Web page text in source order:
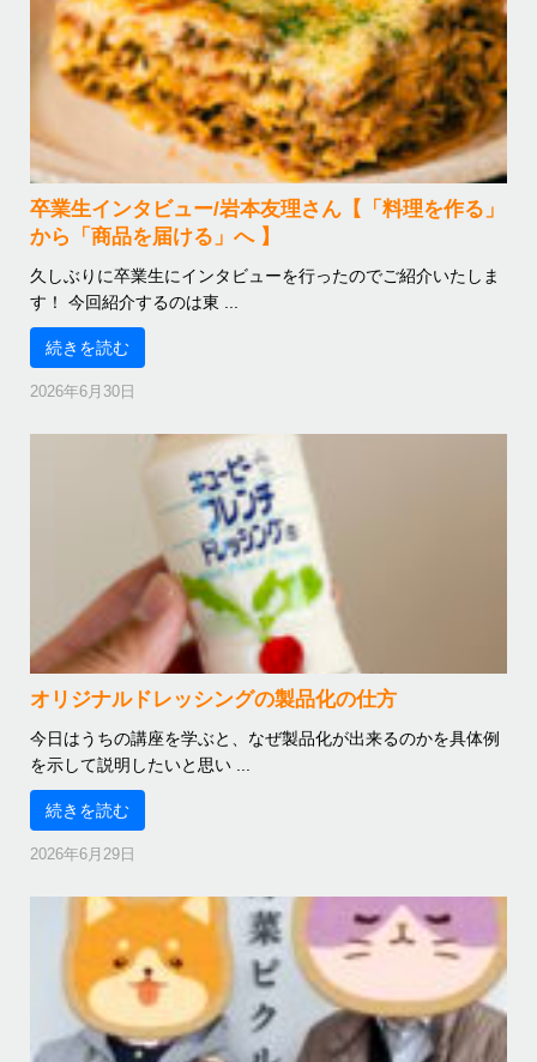
卒業生インタビュー/岩本友理さん【「料理を作る」
から「商品を届ける」へ 】
久しぶりに卒業生にインタビューを行ったのでご紹介いたしま
す！ 今回紹介するのは東 ...
続きを読む
2026年6月30日
オリジナルドレッシングの製品化の仕方
今日はうちの講座を学ぶと、なぜ製品化が出来るのかを具体例
を示して説明したいと思い ...
続きを読む
2026年6月29日